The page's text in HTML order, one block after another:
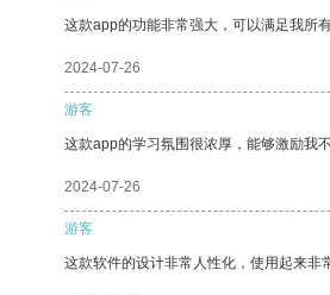
这款app的功能非常强大，可以满足我所
2024-07-26
游客
这款app的学习氛围很浓厚，能够激励我
2024-07-26
游客
这款软件的设计非常人性化，使用起来非